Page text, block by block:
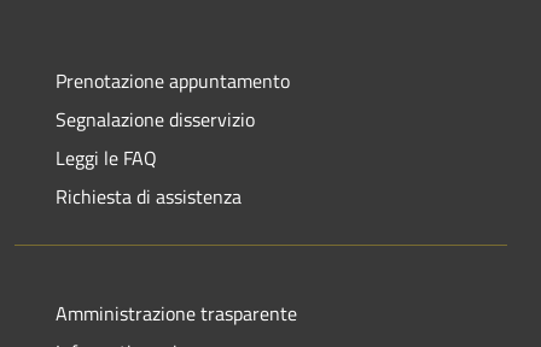
Prenotazione appuntamento
Segnalazione disservizio
Leggi le FAQ
Richiesta di assistenza
Amministrazione trasparente